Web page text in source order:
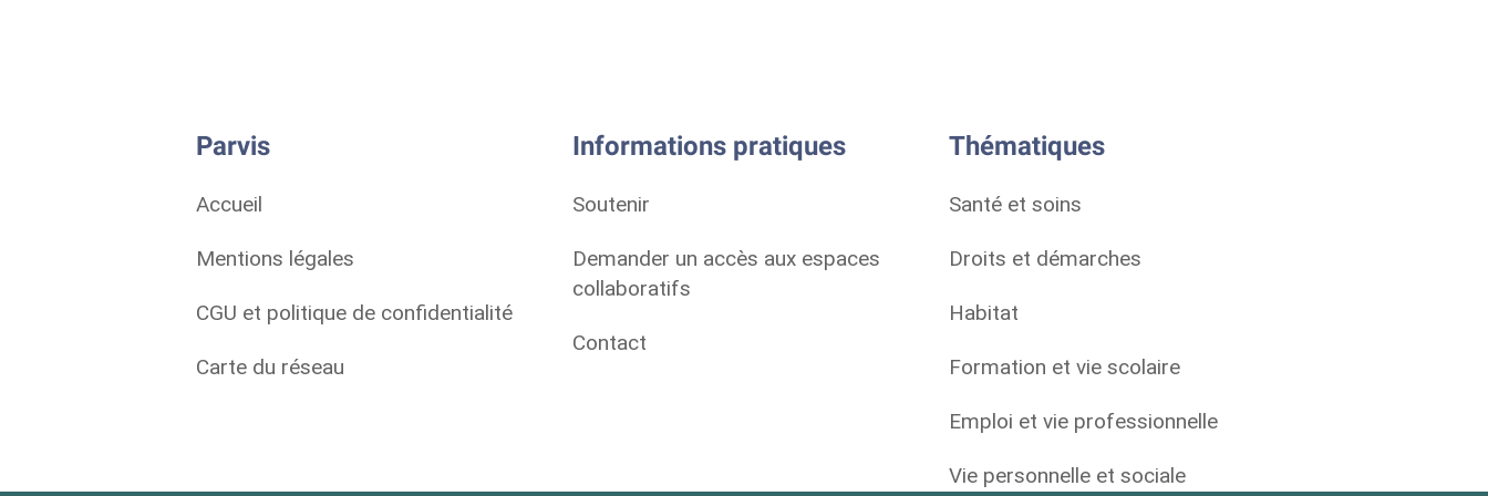
Parvis
Accueil
Mentions légales
CGU et politique de confidentialité
Carte du réseau
Informations pratiques
Soutenir
Demander un accès aux espaces
collaboratifs
Contact
Thématiques
Santé et soins
Droits et démarches
Habitat
Formation et vie scolaire
Emploi et vie professionnelle
Vie personnelle et sociale